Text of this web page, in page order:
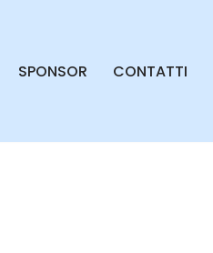
SPONSOR CONTATTI